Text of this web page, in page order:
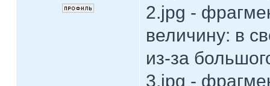
2.jpg -
величину: в
из-за
3.jpg -